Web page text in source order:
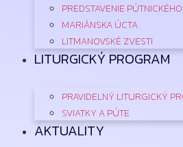
PREDSTAVENIE
MARIÁNSKA ÚCTA
LITMANOVSKÉ ZVESTI
LITURGICKÝ PROGRAM
PRAVIDELNÝ LITURGICKÝ
SVIATKY A PÚTE
AKTUALITY